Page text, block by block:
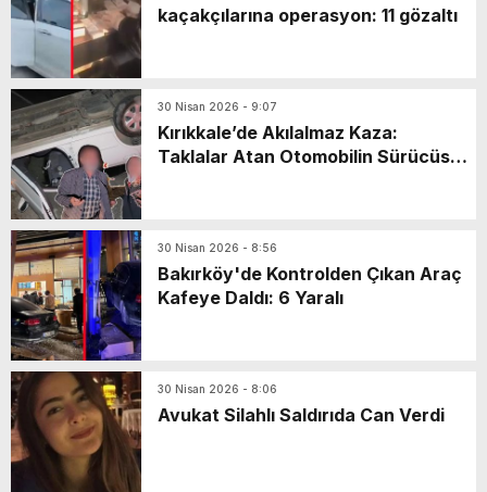
kaçakçılarına operasyon: 11 gözaltı
30 Nisan 2026 - 9:07
Kırıkkale’de Akılalmaz Kaza:
Taklalar Atan Otomobilin Sürücüsü
30 Nisan 2026 - 8:56
Bakırköy'de Kontrolden Çıkan Araç
Kafeye Daldı: 6 Yaralı
30 Nisan 2026 - 8:06
Avukat Silahlı Saldırıda Can Verdi